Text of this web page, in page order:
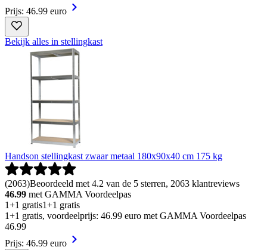
Prijs: 46.99 euro
Bekijk alles in stellingkast
Handson stellingkast zwaar metaal 180x90x40 cm 175 kg
(2063)Beoordeeld met 4.2 van de 5 sterren, 2063 klantreviews
46.99 met GAMMA Voordeelpas
1+1 gratis1+1 gratis
1+1 gratis, voordeelprijs: 46.99 euro met GAMMA Voordeelpas
46.99
Prijs: 46.99 euro